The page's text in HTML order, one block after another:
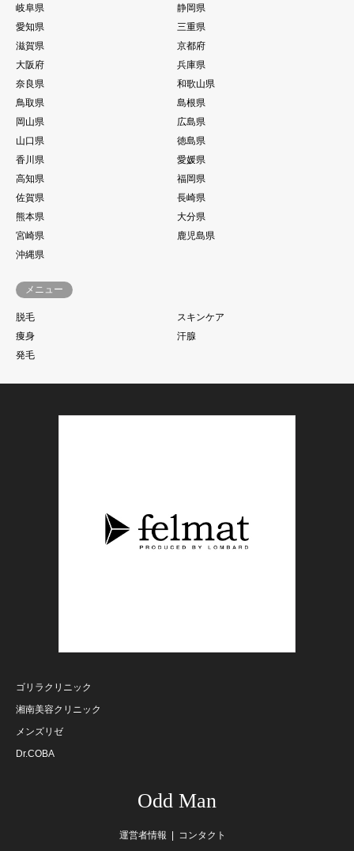
岐阜県
静岡県
愛知県
三重県
滋賀県
京都府
大阪府
兵庫県
奈良県
和歌山県
鳥取県
島根県
岡山県
広島県
山口県
徳島県
香川県
愛媛県
高知県
福岡県
佐賀県
長崎県
熊本県
大分県
宮崎県
鹿児島県
沖縄県
メニュー
脱毛
スキンケア
痩身
汗腺
発毛
ゴリラクリニック
湘南美容クリニック
メンズリゼ
Dr.COBA
Odd Man
運営者情報 コンタクト